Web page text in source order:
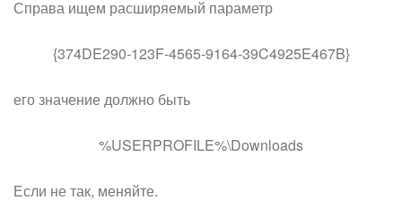
Справа ищем расширяемый параметр
{374DE290-123F-4565-9164-39C4925E467B}
его значение должно быть
%USERPROFILE%\Downloads
Если не так, меняйте.